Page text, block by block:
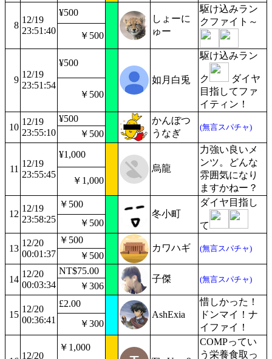
8
12/19
23:51:40
¥500
しょーに
ゅー
駆け込みラン
クファイト～
￥500
9
12/19
23:51:54
¥500
如月白兎
駆け込みラン
ク
ダイヤ
目指してファ
イティン！
￥500
10
12/19
23:55:10
¥500
かんぼつ
うなぎ
(無言スパチャ)
￥500
11
12/19
23:55:45
¥1,000
烏龍
力強い良いメ
ンツ。どんな
雰囲気になり
ますかねー？
￥1,000
12
12/19
23:58:25
￥500
冬小町
ダイヤ目指し
て
￥500
13
12/20
00:01:37
￥500
カワハギ (無言スパチャ)
￥500
14
12/20
00:03:34
NT$75.00
子傑 (無言スパチャ)
￥306
15
12/20
00:36:41
£2.00
AshExia
惜しかった！
ドンマイ！ナ
イファイ！
￥300
12/20
￥1,000
COMPってい
う栄養食取っ